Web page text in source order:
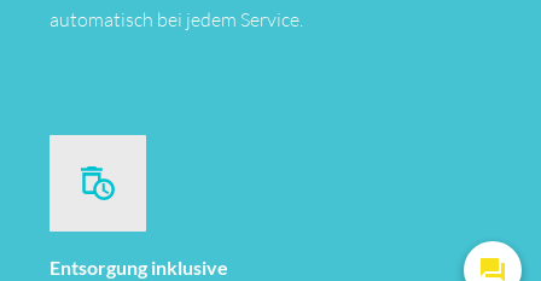
automatisch bei jedem Service.
Entsorgung inklusive